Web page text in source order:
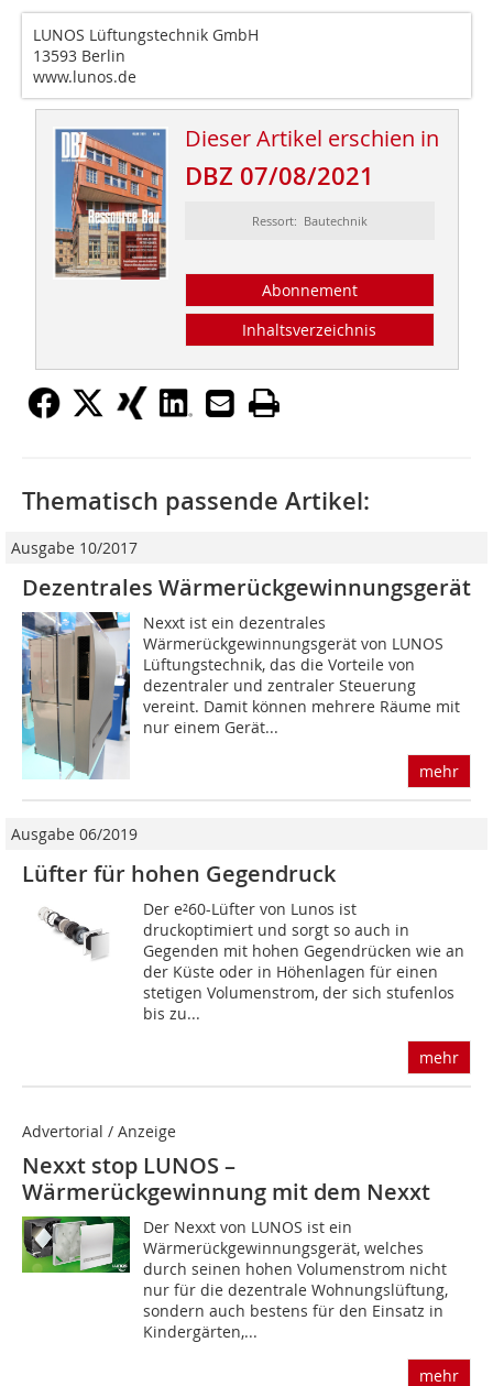
LUNOS Lüftungstechnik GmbH
13593 Berlin
www.lunos.de
Dieser Artikel erschien in
DBZ 07/08/2021
Ressort: Bautechnik
Abonnement
Inhaltsverzeichnis
Thematisch passende Artikel:
Ausgabe 10/2017
Dezentrales Wärmerückgewinnungsgerät
Nexxt ist ein dezentrales
Wärmerückgewinnungsgerät von LUNOS
Lüftungstechnik, das die Vorteile von
dezentraler und zentraler Steuerung
vereint. Damit können mehrere Räume mit
nur einem Gerät...
mehr
Ausgabe 06/2019
Lüfter für hohen Gegendruck
Der e²60-Lüfter von Lunos ist
druckoptimiert und sorgt so auch in
Gegenden mit hohen Gegendrücken wie an
der Küste oder in Höhenlagen für einen
stetigen Volumenstrom, der sich stufenlos
bis zu...
mehr
Advertorial / Anzeige
Nexxt stop LUNOS –
Wärmerückgewinnung mit dem Nexxt
Der Nexxt von LUNOS ist ein
Wärmerückgewinnungsgerät, welches
durch seinen hohen Volumenstrom nicht
nur für die dezentrale Wohnungslüftung,
sondern auch bestens für den Einsatz in
Kindergärten,...
mehr